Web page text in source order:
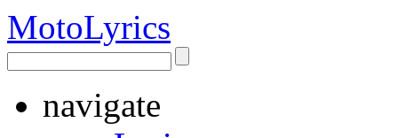
MotoLyrics
navigate